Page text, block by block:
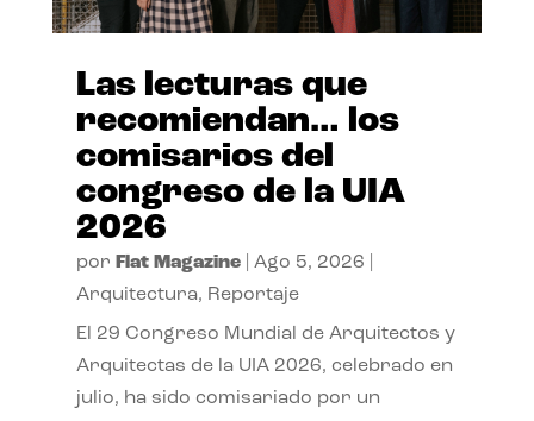
Las lecturas que
recomiendan… los
comisarios del
congreso de la UIA
2026
por Flat Magazine| Ago 5, 2026
Arquitectura, Reportaje
El 29 Congreso Mundial de Arquitectos y
Arquitectas de la UIA 2026, celebrado en
julio, ha sido comisariado por un